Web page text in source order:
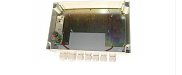
Купить в 1 клик
К сравнению
В избранное
В наличии